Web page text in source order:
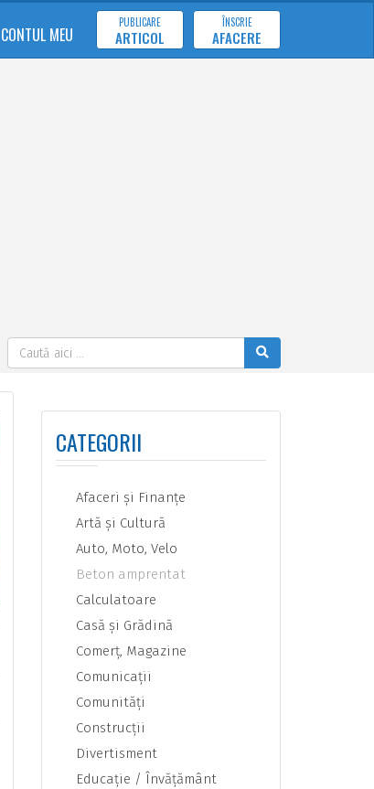
CONTUL MEU
PUBLICARE
ARTICOL
ÎNSCRIE
AFACERE
CATEGORII
Afaceri şi Finanţe
Artă şi Cultură
Auto, Moto, Velo
Beton amprentat
Calculatoare
Casă şi Grădină
Comerţ, Magazine
Comunicaţii
Comunităţi
Construcţii
Divertisment
Educaţie / Învăţământ